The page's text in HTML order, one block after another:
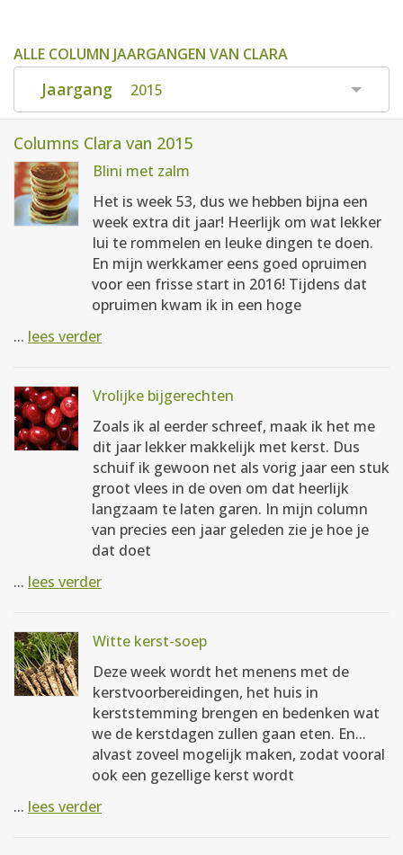
ALLE COLUMN JAARGANGEN VAN CLARA
Jaargang 2015
Columns Clara van 2015
Blini met zalm
Het is week 53, dus we hebben bijna een
week extra dit jaar! Heerlijk om wat lekker
lui te rommelen en leuke dingen te doen.
En mijn werkkamer eens goed opruimen
voor een frisse start in 2016! Tijdens dat
opruimen kwam ik in een hoge
... lees verder
Vrolijke bijgerechten
Zoals ik al eerder schreef, maak ik het me
dit jaar lekker makkelijk met kerst. Dus
schuif ik gewoon net als vorig jaar een stuk
groot vlees in de oven om dat heerlijk
langzaam te laten garen. In mijn column
van precies een jaar geleden zie je hoe je
dat doet
... lees verder
Witte kerst-soep
Deze week wordt het menens met de
kerstvoorbereidingen, het huis in
kerststemming brengen en bedenken wat
we de kerstdagen zullen gaan eten. En...
alvast zoveel mogelijk maken, zodat vooral
ook een gezellige kerst wordt
... lees verder